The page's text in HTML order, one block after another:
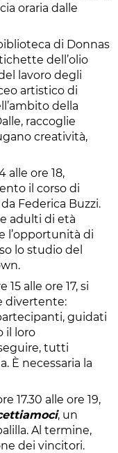
oraria dalle
di Donnas
dell’olio
lavoro degli
artistico di
della
raccoglie
creatività,
alle ore 18,
il corso di
Federica Buzzi.
adulti di età
l’opportunità di
lo studio del
15 alle ore 17, si
divertente:
guidati
il loro
tutti
È necessaria la
17.30 alle ore 19,
, un
Al termine,
dei vincitori.